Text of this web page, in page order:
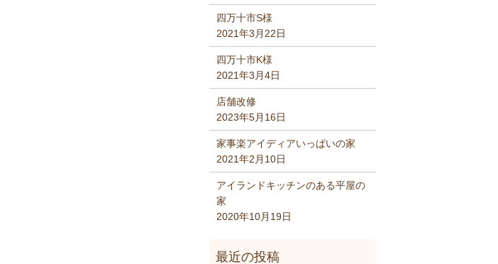
四万十市S様
2021年3月22日
四万十市K様
2021年3月4日
店舗改修
2023年5月16日
家事楽アイディアいっぱいの家
2021年2月10日
アイランドキッチンのある平屋の
家
2020年10月19日